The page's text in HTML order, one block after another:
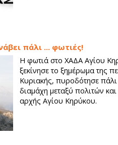
πάλι ... φωτιές!
Η φωτιά στο ΧΑΔΑ Αγίου
ξεκίνησε το ξημέρωμα της
Κυριακής, πυροδότησε πάλι
διαμάχη μεταξύ πολιτών
αρχής Αγίου Κηρύκου.